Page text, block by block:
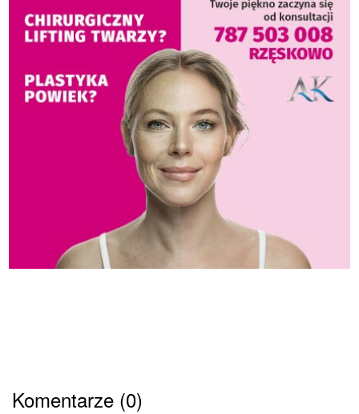
Komentarze (0)